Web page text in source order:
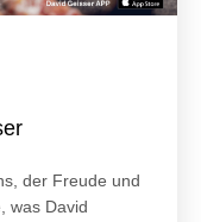
der Freude und
was David